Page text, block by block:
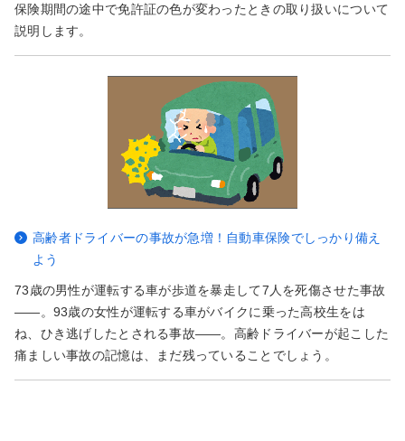
保険期間の途中で免許証の色が変わったときの取り扱いについて
説明します。
高齢者ドライバーの事故が急増！自動車保険でしっかり備え
よう
73歳の男性が運転する車が歩道を暴走して7人を死傷させた事故
――。93歳の女性が運転する車がバイクに乗った高校生をは
ね、ひき逃げしたとされる事故――。高齢ドライバーが起こした
痛ましい事故の記憶は、まだ残っていることでしょう。